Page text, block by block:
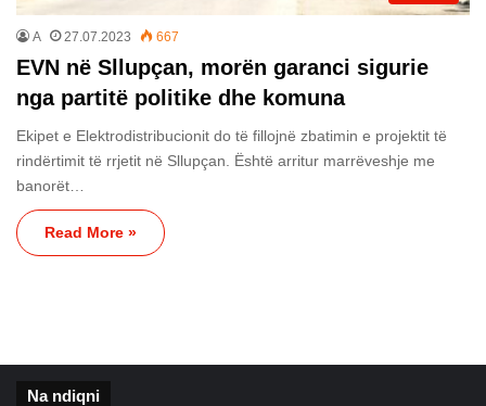
A 27.07.2023 667
EVN në Sllupçan, morën garanci sigurie
nga partitë politike dhe komuna
Ekipet e Elektrodistribucionit do të fillojnë zbatimin e projektit të
rindërtimit të rrjetit në Sllupçan. Është arritur marrëveshje me
banorët…
Read More »
Na ndiqni